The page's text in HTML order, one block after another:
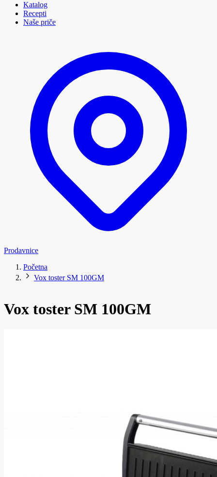
Katalog
Recepti
Naše priče
Prodavnice
Početna
Vox toster SM 100GM
Vox toster SM 100GM